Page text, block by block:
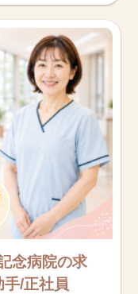
念病院の求
手/正社員